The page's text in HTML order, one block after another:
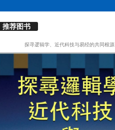
推荐图书
探寻逻辑学、近代科技与易经的共同根源